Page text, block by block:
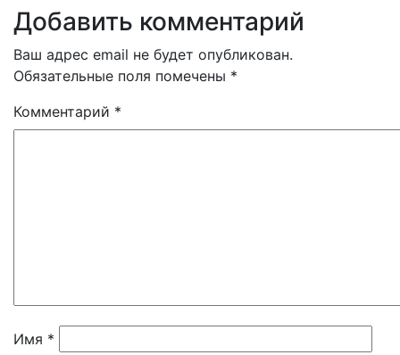
Добавить комментарий
Ваш адрес email не будет опубликован.
Обязательные поля помечены *
Комментарий *
Имя *